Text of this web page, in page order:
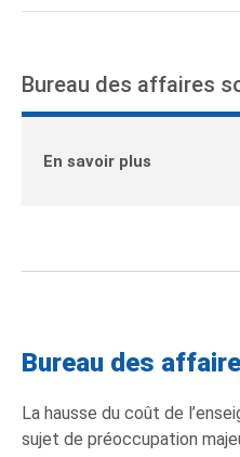
Bureau des affaires
En savoir plus
Bureau des
La hausse du coût de
sujet de préoccupation